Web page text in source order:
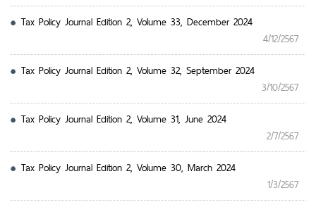
Tax Policy Journal Edition 2, Volume 33, December 2024
4/12/2567
Tax Policy Journal Edition 2, Volume 32, September 2024
3/10/2567
Tax Policy Journal Edition 2, Volume 31, June 2024
2/7/2567
Tax Policy Journal Edition 2, Volume 30, March 2024
1/3/2567